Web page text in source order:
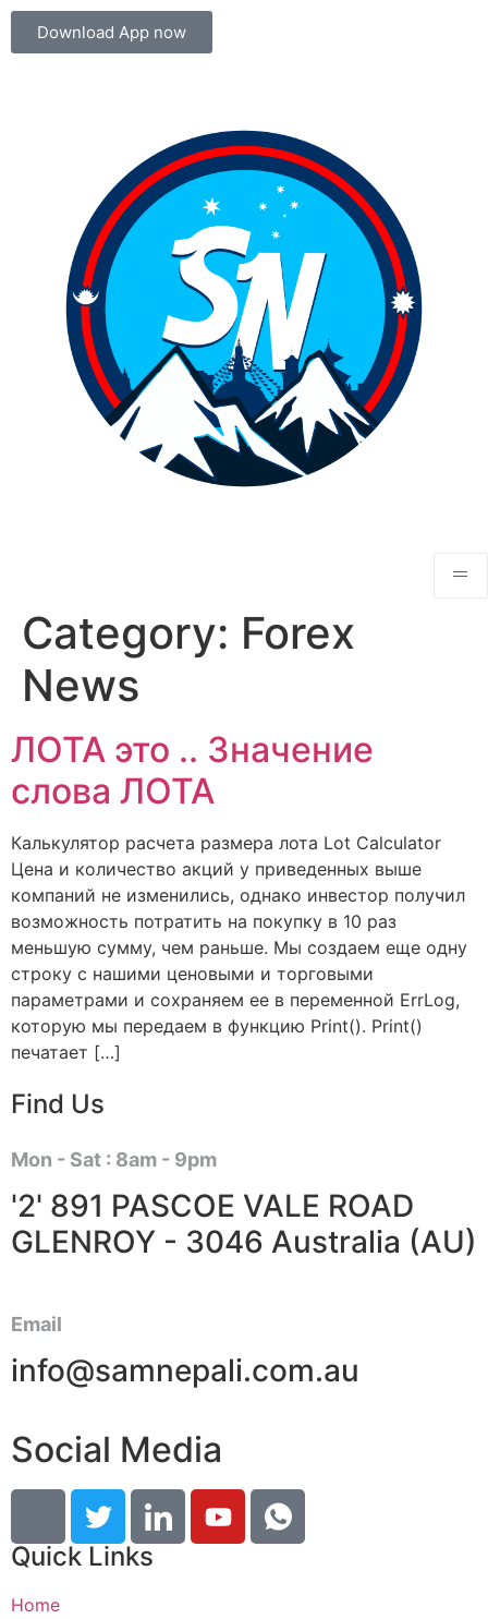
Download App now
Category: Forex
News
ЛОТА это .. Значение
слова ЛОТА
Калькулятор расчета размера лота Lot Calculator
Цена и количество акций у приведенных выше
компаний не изменились, однако инвестор получил
возможность потратить на покупку в 10 раз
меньшую сумму, чем раньше. Мы создаем еще одну
строку с нашими ценовыми и торговыми
параметрами и сохраняем ее в переменной ErrLog,
которую мы передаем в функцию Print(). Print()
печатает […]
Find Us
Mon - Sat : 8am - 9pm
'2' 891 PASCOE VALE ROAD
GLENROY - 3046 Australia (AU)
Email
info@samnepali.com.au
Social Media
Quick Links
Home